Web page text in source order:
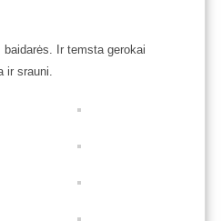
Ir temsta gerokai
ir srauni.